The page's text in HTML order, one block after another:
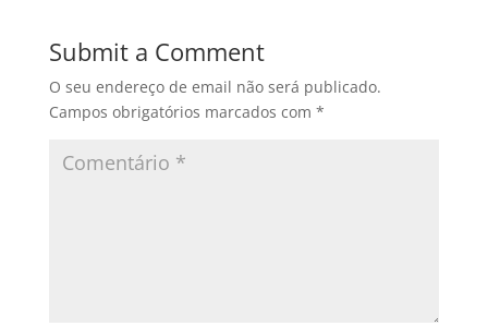
Submit a Comment
O seu endereço de email não será publicado.
Campos obrigatórios marcados com *